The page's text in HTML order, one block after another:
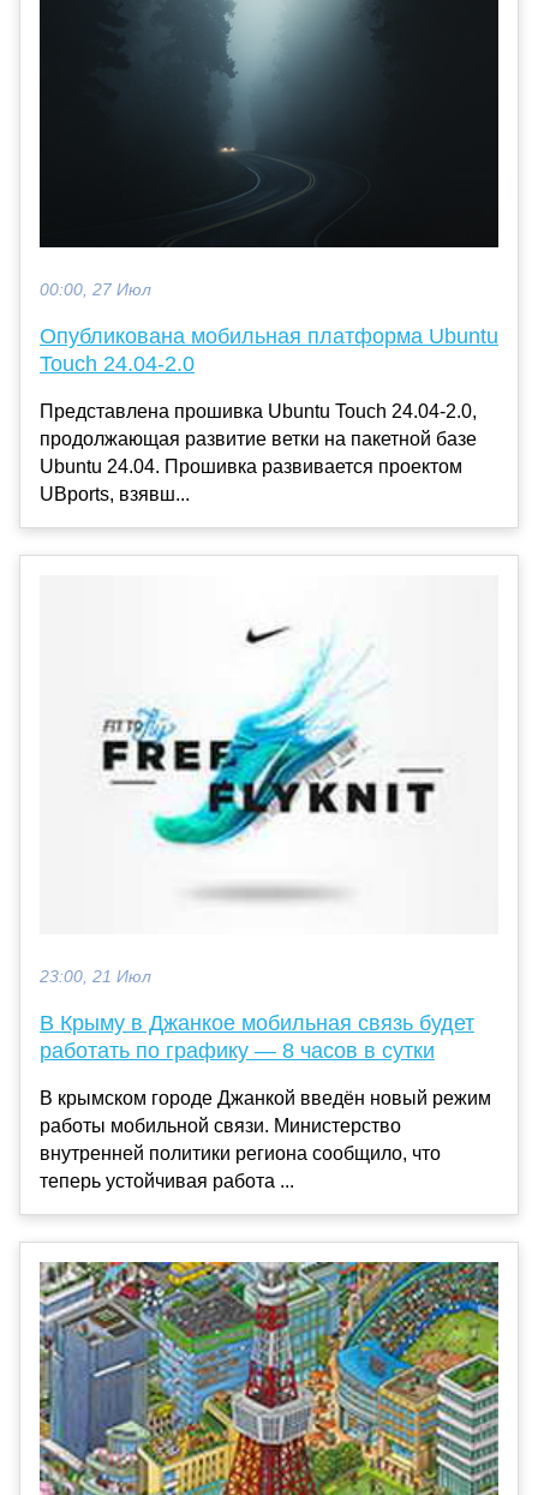
00:00, 27 Июл
Опубликована мобильная платформа Ubuntu
Touch 24.04-2.0
Представлена прошивка Ubuntu Touch 24.04-2.0,
продолжающая развитие ветки на пакетной базе
Ubuntu 24.04. Прошивка развивается проектом
UBports, взявш...
23:00, 21 Июл
В Крыму в Джанкое мобильная связь будет
работать по графику — 8 часов в сутки
В крымском городе Джанкой введён новый режим
работы мобильной связи. Министерство
внутренней политики региона сообщило, что
теперь устойчивая работа ...